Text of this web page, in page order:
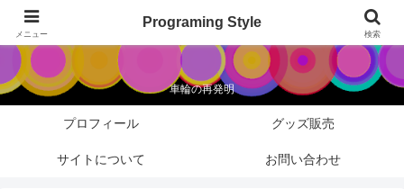
Programing Style
車輪の再発明
プロフィール グッズ販売
サイトについて お問い合わせ
メニュー
Programing Style
検索